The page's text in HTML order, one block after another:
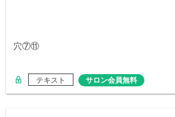
穴⑦⑪
テキスト サロン会員無料